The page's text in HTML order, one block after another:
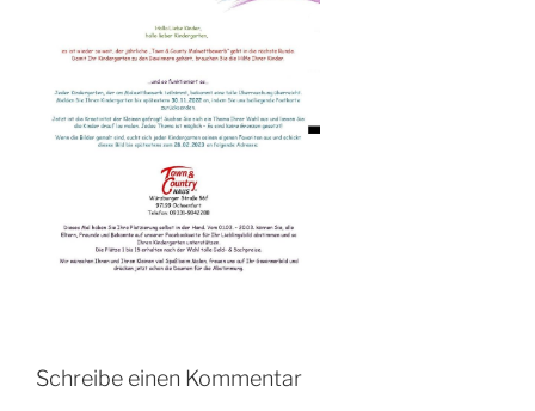
Schreibe einen Kommentar